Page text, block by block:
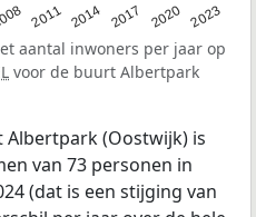
2011 2014 2017 2020 2023
aantal inwoners per jaar op
voor de buurt Albertpark
Albertpark (Oostwijk) is
van 73 personen in
(dat is een stijging van